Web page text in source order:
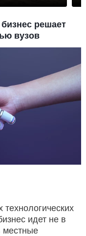
бизнес решает
вузов
идет не в
местные